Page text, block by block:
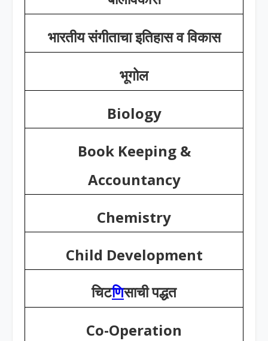
भारतीय संगीताचा इतिहास व विकास
भूगोल
Biology
Book Keeping &
Accountancy
Chemistry
Child Development
चिटणिसाची पद्धत
Co-Operation